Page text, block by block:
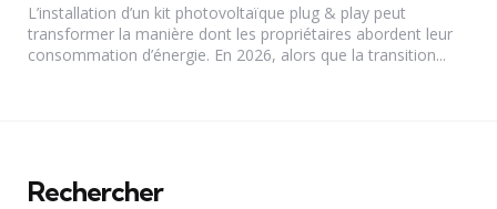
L’installation d’un kit photovoltaïque plug & play peut
transformer la manière dont les propriétaires abordent leur
consommation d’énergie. En 2026, alors que la transition...
Rechercher